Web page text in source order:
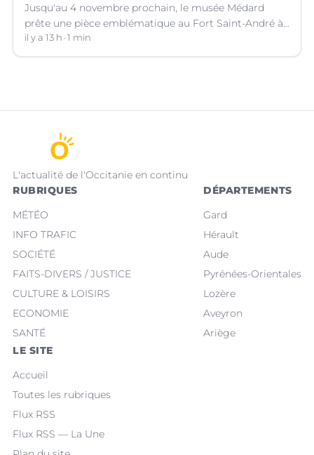
Jusqu'au 4 novembre prochain, le musée Médard
prête une pièce emblématique au Fort Saint-André à
Villeneuve-lez-Avignon (Gard).
il y a 13 h 1 min
L'actualité de l'Occitanie en continu
RUBRIQUES
MÉTÉO
INFO TRAFIC
SOCIÉTÉ
FAITS-DIVERS / JUSTICE
CULTURE & LOISIRS
ECONOMIE
SANTÉ
DÉPARTEMENTS
Gard
Hérault
Aude
Pyrénées-Orientales
Lozère
Aveyron
Ariège
LE SITE
Accueil
Toutes les rubriques
Flux RSS
Flux RSS — La Une